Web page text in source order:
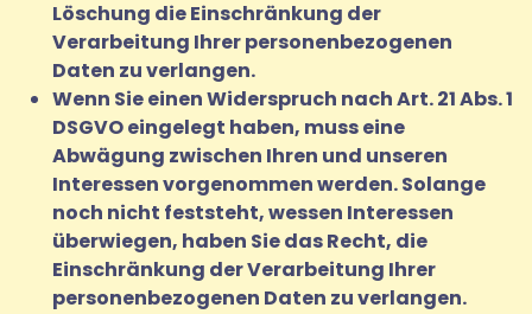
Löschung die Einschränkung der
Verarbeitung Ihrer personenbezogenen
Daten zu verlangen.
Wenn Sie einen Widerspruch nach Art. 21 Abs. 1
DSGVO eingelegt haben, muss eine
Abwägung zwischen Ihren und unseren
Interessen vorgenommen werden. Solange
noch nicht feststeht, wessen Interessen
überwiegen, haben Sie das Recht, die
Einschränkung der Verarbeitung Ihrer
personenbezogenen Daten zu verlangen.